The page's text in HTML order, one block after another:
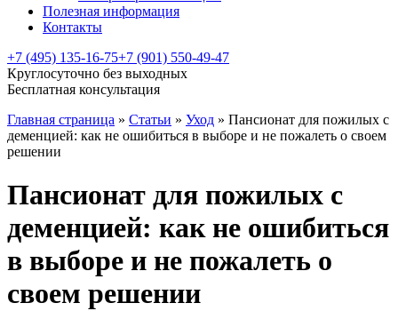
Полезная информация
Контакты
+7 (495) 135-16-75+7 (901) 550-49-47
Круглосуточно без выходных
Бесплатная консультация
Главная страница » Статьи » Уход » Пансионат для пожилых с
деменцией: как не ошибиться в выборе и не пожалеть о своем
решении
Пансионат для пожилых с
деменцией: как не ошибиться
в выборе и не пожалеть о
своем решении